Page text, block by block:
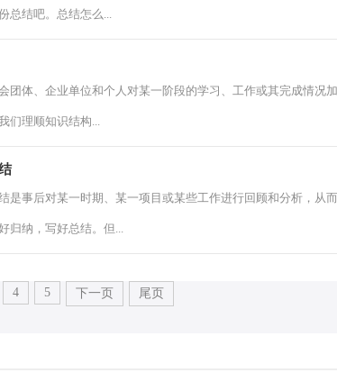
总结吧。总结怎么...
团体、企业单位和个人对某一阶段的学习、工作或其完成情况
们理顺知识结构...
是事后对某一时期、某一项目或某些工作进行回顾和分析，从
归纳，写好总结。但...
4 5 下一页 尾页